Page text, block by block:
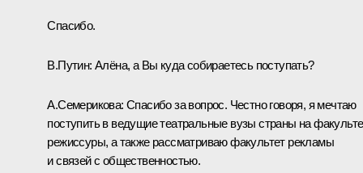
Спасибо.
В.Путин: Алёна, а Вы куда собираетесь поступать?
А.Семерикова: Спасибо за вопрос. Честно говоря, я мечтаю
поступить в ведущие театральные вузы страны на
режиссуры, а также рассматриваю факультет рекламы
и связей с общественностью.